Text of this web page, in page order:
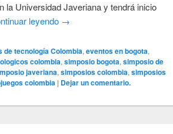
la Universidad Javeriana y tendrá inicio
leyendo →
de tecnología Colombia,eventos en bogota,
colombia,simposio bogota,simposio de
javeriana,simposios colombia,simposios
colombia | Dejar un comentario.